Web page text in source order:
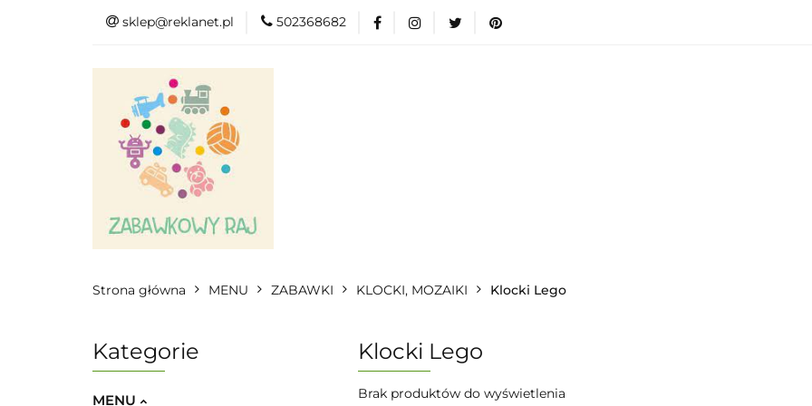
sklep@reklanet.pl 502368682
Strona główna MENU ZABAWKI KLOCKI, MOZAIKI Klocki Lego
Kategorie
MENU
Klocki Lego
Brak produktów do wyświetlenia